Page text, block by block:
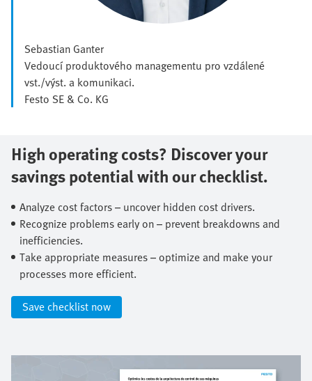
Sebastian Ganter
Vedoucí produktového managementu pro vzdálené
vst./výst. a komunikaci.
Festo SE & Co. KG
High operating costs? Discover your
savings potential with our checklist.​
Analyze cost factors – uncover hidden cost drivers.​
Recognize problems early on – prevent breakdowns and
inefficiencies.​
Take appropriate measures – optimize and make your
processes more efficient.​
Save checklist now​